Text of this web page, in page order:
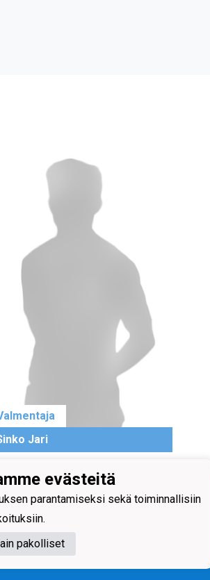
Jari
evästeitä
parantamiseksi sekä toiminnallisiin
pakolliset